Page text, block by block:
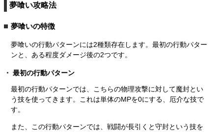
夢喰い攻略法
夢喰いの特徴
夢喰いの行動パターンには2種類存在します。最初の行動パター
ンと、ある程度ダメージ後の2つです。
最初の行動パターン
最初の行動パターンでは、こちらの物理攻撃に対して魔封とい
う技を使ってきます。これは単体のMPを0にする、厄介な技で
す。
また、この行動パターンでは、戦闘が長引くと守封という技を